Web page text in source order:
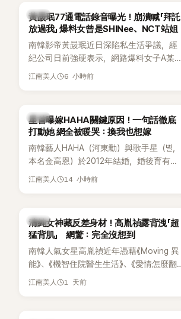
前一直堅守「婚前守貞」的原因之一。
韓星
黃晸珉77通電話錄音曝光！崩潰喊「拜託
放過我」 爆料女曾是SHINee、NCT站姐
南韓影帝黃晸珉近日深陷私生活爭議，經
紀公司日前強硬表示，網路爆料女子A某涉
嫌長期跟蹤黃晸珉，已正式採取法律行
的單方面騷擾。如今，韓媒《Dispatch》再
曝光雙方77通電話的錄音內容，而A也首
度承認自己過去曾是SHINee、NCT等偶像
團體的「站姐」，事件持續延燒。
江南美人 6 小時前
韓星
星首曝嫁HAHA關鍵原因！一句話徹底
打動她 網全被暖哭：換我也想嫁
南韓藝人HAHA（河東勳）與歌手星（별，
本名金高恩）於2012年結婚，婚後育有兩
子一女，一家五口生活幸福美滿，也是韓
步入婚姻的最大理由。
江南美人 14 小時前
韓星
清純女神藏反差身材！高胤禎露背洩「超
猛背肌」 網驚：完全沒想到
南韓人氣女星高胤禎近年憑藉《Moving 異
能》、《機智住院醫生生活》、《愛情怎麼翻
譯？》、《努力克服自卑的我們》等多部熱門
江南美人 1 天前